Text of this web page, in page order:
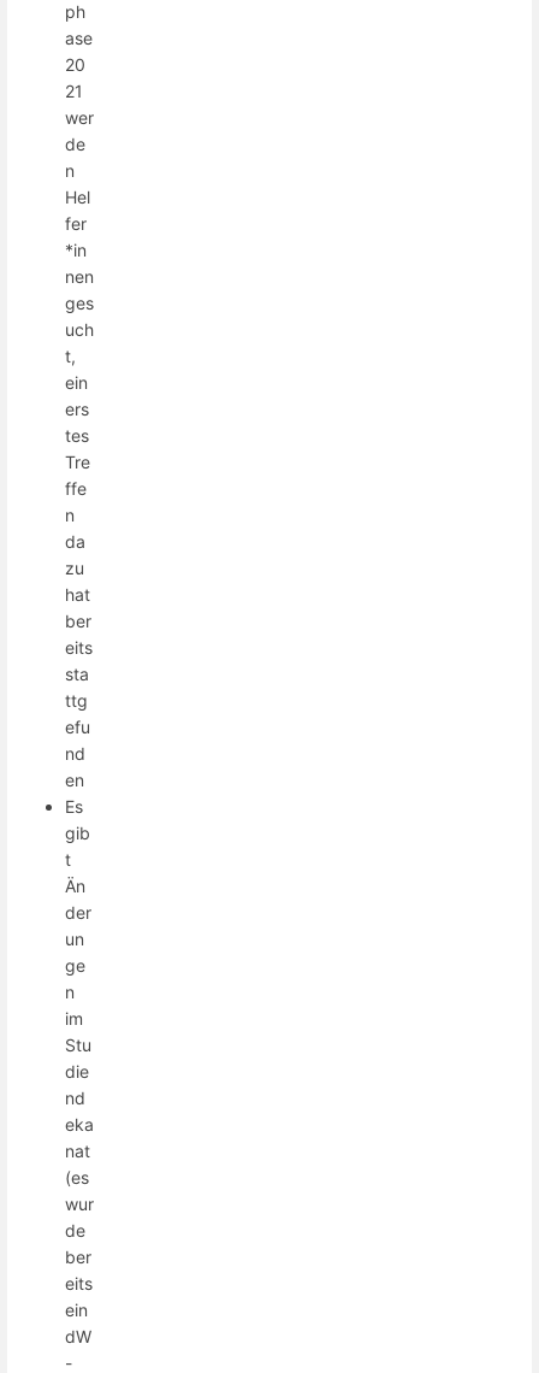
ph
ase
20
21
wer
de
n
Hel
fer
*in
nen
ges
uch
t,
ein
ers
tes
Tre
ffe
n
da
zu
hat
ber
eits
sta
ttg
efu
nd
en
Es
gib
t
Än
der
un
ge
n
im
Stu
die
nd
eka
nat
(es
wur
de
ber
eits
ein
dW
-